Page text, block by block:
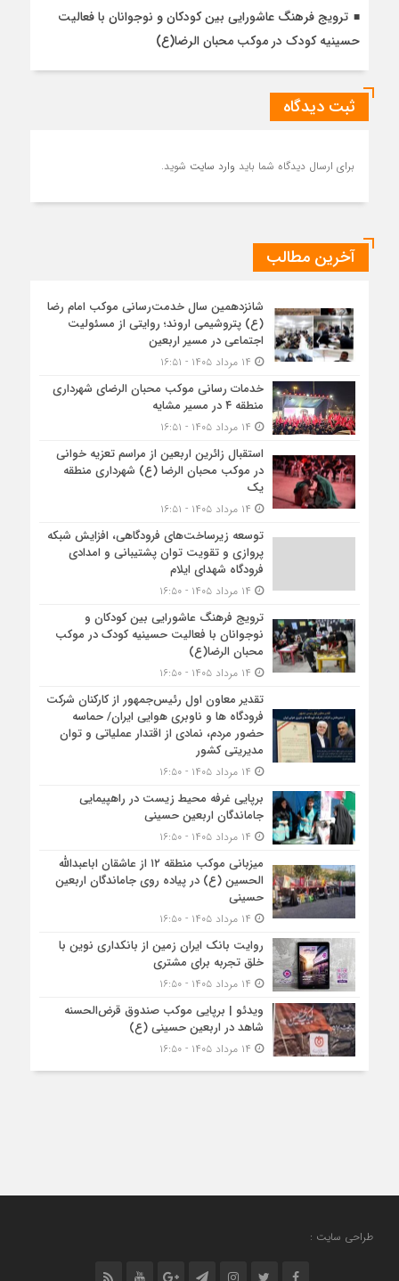
ترویج فرهنگ عاشورایی بین کودکان و نوجوانان با فعالیت
حسینیه کودک در موکب محبان الرضا(ع)
ثبت دیدگاه
برای ارسال دیدگاه شما باید وارد سایت شوید.
آخرین مطالب
شانزدهمین سال خدمت‌رسانی موکب امام رضا
(ع) پتروشیمی اروند؛ روایتی از مسئولیت
اجتماعی در مسیر اربعین
خدمات رسانی موکب محبان الرضای شهرداری
منطقه ۴ در مسیر مشایه
استقبال زائرین اربعین از مراسم تعزیه خوانی
در موکب محبان الرضا (ع) شهرداری منطقه
یک
توسعه زیرساخت‌های فرودگاهی، افزایش شبکه
پروازی و تقویت توان پشتیبانی و امدادی
فرودگاه شهدای ایلام
ترویج فرهنگ عاشورایی بین کودکان و
نوجوانان با فعالیت حسینیه کودک در موکب
محبان الرضا(ع)
تقدیر معاون اول رئیس‌جمهور از کارکنان شرکت
فرودگاه ها و ناوبری هوایی ایران/ حماسه
حضور مردم، نمادی از اقتدار عملیاتی و توان
مدیریتی کشور
برپایی غرفه محیط زیست در راهپیمایی
جاماندگان اربعین حسینی
میزبانی موکب منطقه ۱۲ از عاشقان اباعبدالله
الحسین (ع) در پیاده روی جاماندگان اربعین
حسینی
روایت بانک ایران زمین از بانکداری نوین با
خلق تجربه برای مشتری
ویدئو | برپایی موکب صندوق قرض‌الحسنه
شاهد در اربعین حسینی (ع)
طراحی سایت :